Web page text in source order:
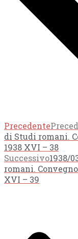
Precedente
di Studi romani.
1938 XVI – 38
Successivo1938/
romani.
XVI – 39